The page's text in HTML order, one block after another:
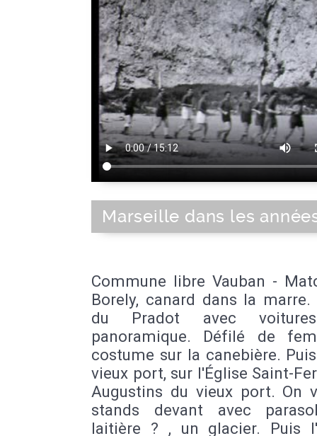
Marseille dans les
Commune libre Vauban -
Borely, canard dans la marre.
du Pradot avec
panoramique. Défilé de
costume sur la canebière.
vieux port, sur l'Église Saint-
Augustins du vieux port. On
stands devant avec
laitière ? , un glacier. Puis